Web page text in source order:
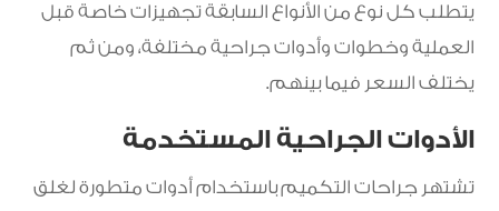
يتطلب كل نوع من الأنواع السابقة تجهيزات خاصة قبل
العملية وخطوات وأدوات جراحية مختلفة، ومن ثم
يختلف السعر فيما بينهم.
الأدوات الجراحية المستخدمة
تشتهر جراحات التكميم باستخدام أدوات متطورة لغلق